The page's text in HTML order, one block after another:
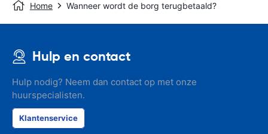
Home Wanneer wordt de borg terugbetaald?
Hulp en contact
Hulp nodig? Neem dan contact op met onze
huurspecialisten.
Klantenservice